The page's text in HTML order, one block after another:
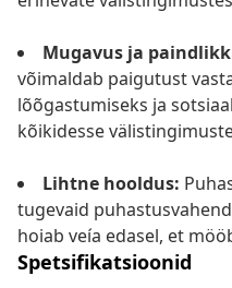
Mugavus ja
võimaldab paigutust
lõõgastumiseks ja
kõikidesse
Lihtne hooldus:
tugevaid
hoiab veía edasel, et
Spetsifikatsioonid